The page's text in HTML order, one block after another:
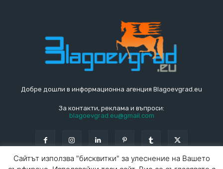
Добре дошли в информационна агенция Blagoevgrad.eu
За контакти, реклама и въпроси:
blagoevgrad.eu@gmail.com
Сайтът използва "бисквитки" за улеснение на Вашето